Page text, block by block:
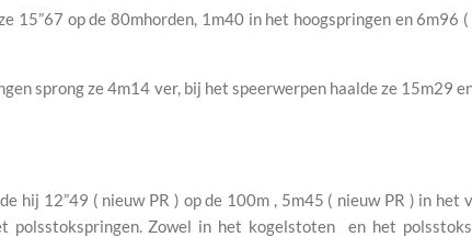
15”67 op de 80mhorden, 1m40 in het hoogspringen en 6m96
sprong ze 4m14 ver, bij het speerwerpen haalde ze 15m29
hij 12”49 ( nieuw PR ) op de 100m , 5m45 ( nieuw PR ) in het
Zowel in het kogelstoten en het